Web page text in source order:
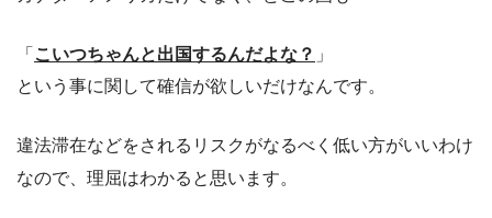
「 こいつちゃんと出国するんだよな？ 」
という事に関して確信が欲しいだけなんです。
違法滞在などをされるリスクがなるべく低い方がいいわけ
なので、理屈はわかると思います。